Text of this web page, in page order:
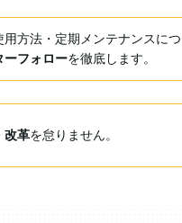
用方法・定期メンテナンスに
ーフォローを徹底します。
改革を怠りません。